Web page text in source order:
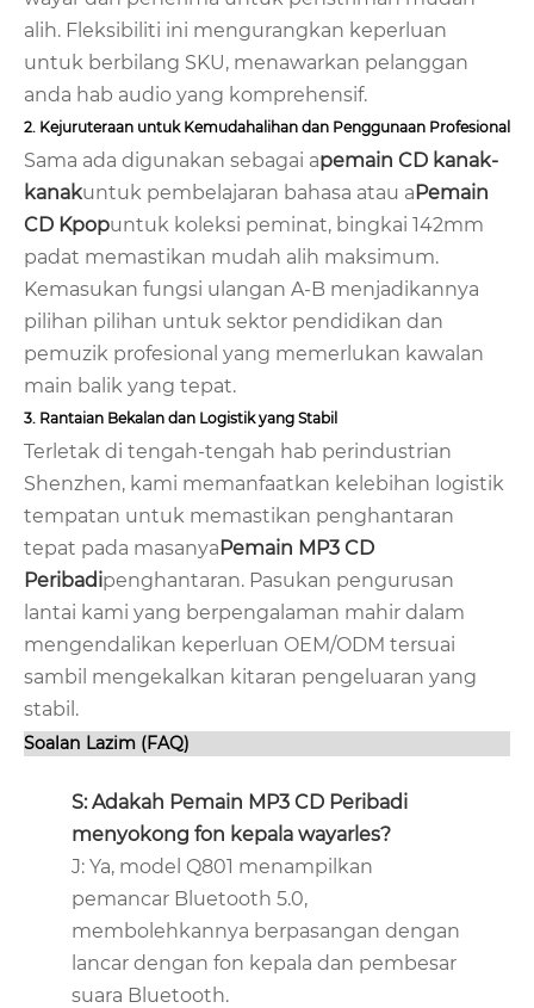
alih. Fleksibiliti ini mengurangkan keperluan
untuk berbilang SKU, menawarkan pelanggan
anda hab audio yang komprehensif.
2. Kejuruteraan untuk Kemudahalihan dan Penggunaan Profesional
Sama ada digunakan sebagai apemain CD kanak-
kanakuntuk pembelajaran bahasa atau aPemain
CD Kpopuntuk koleksi peminat, bingkai 142mm
padat memastikan mudah alih maksimum.
Kemasukan fungsi ulangan A-B menjadikannya
pilihan pilihan untuk sektor pendidikan dan
pemuzik profesional yang memerlukan kawalan
main balik yang tepat.
3. Rantaian Bekalan dan Logistik yang Stabil
Terletak di tengah-tengah hab perindustrian
Shenzhen, kami memanfaatkan kelebihan logistik
tempatan untuk memastikan penghantaran
tepat pada masanyaPemain MP3 CD
Peribadipenghantaran. Pasukan pengurusan
lantai kami yang berpengalaman mahir dalam
mengendalikan keperluan OEM/ODM tersuai
sambil mengekalkan kitaran pengeluaran yang
stabil.
Soalan Lazim (FAQ)
S: Adakah Pemain MP3 CD Peribadi
menyokong fon kepala wayarles?
J: Ya, model Q801 menampilkan
pemancar Bluetooth 5.0,
membolehkannya berpasangan dengan
lancar dengan fon kepala dan pembesar
suara Bluetooth.